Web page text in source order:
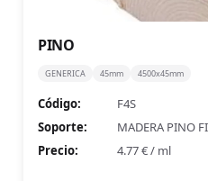
PINO
GENERICA 45mm 4500x45mm
Código:
F4S
Soporte:
MADERA PINO
Precio:
4.77 €/ ml